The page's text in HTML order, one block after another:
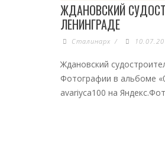
ЖДАНОВСКИЙ
ЛЕНИНГРАДЕ
Сталинарх /
Ждановский
Фотографии в альбоме
avariyca100 на